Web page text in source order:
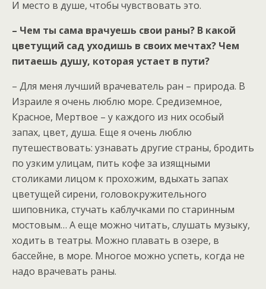
И место в душе, чтобы чувствовать это.
– Чем ты сама врачуешь свои раны? В какой
цветущий сад уходишь в своих мечтах? Чем
питаешь душу, которая устает в пути?
– Для меня лучший врачеватель ран – природа. В
Израиле я очень люблю море. Средиземное,
Красное, Мертвое – у каждого из них особый
запах, цвет, душа. Еще я очень люблю
путешествовать: узнавать другие страны, бродить
по узким улицам, пить кофе за изящными
столиками лицом к прохожим, вдыхать запах
цветущей сирени, головокружительного
шиповника, стучать каблучками по старинным
мостовым… А еще можно читать, слушать музыку,
ходить в театры. Можно плавать в озере, в
бассейне, в море. Многое можно успеть, когда не
надо врачевать раны.